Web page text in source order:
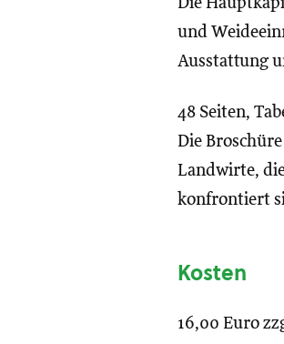
Die
und
Ausstattung
48 Seiten,
Die
Landwirte,
konfrontiert
Kosten
16,00 Euro